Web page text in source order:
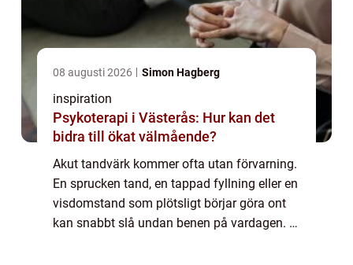
08 augusti 2026 Simon Hagberg
inspiration
Psykoterapi i Västerås: Hur kan det
bidra till ökat välmående?
Akut tandvärk kommer ofta utan förvarning.
En sprucken tand, en tappad fyllning eller en
visdomstand som plötsligt börjar göra ont
kan snabbt slå undan benen på vardagen. I